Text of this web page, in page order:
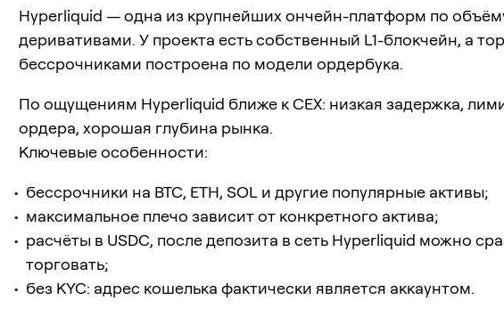
Hyperliquid — одна из крупнейших ончейн-платформ по
деривативами. У проекта есть собственный L1-блокчейн, а
бессрочниками построена по модели ордербука.
По ощущениям Hyperliquid ближе к CEX: низкая задержка,
ордера, хорошая глубина рынка.
Ключевые особенности:
бессрочники на BTC, ETH, SOL и другие популярные активы;
максимальное плечо зависит от конкретного актива;
расчёты в USDC, после депозита в сеть Hyperliquid можно
торговать;
без KYC: адрес кошелька фактически является аккаунтом.